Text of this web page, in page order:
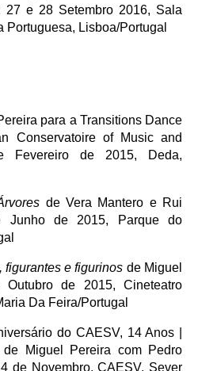
27 e 28 Setembro 2016, Sala
Portuguesa, Lisboa/Portugal
para a Transitions Dance
Conservatoire of Music and
Fevereiro de 2015, Deda,
de Vera Mantero e Rui
Junho de 2015, Parque do
figurantes e figurinos de Miguel
de 2015, Cineteatro
Da Feira/Portugal
do CAESV, 14 Anos |
Miguel Pereira com Pedro
de Novembro, CAESV, Sever